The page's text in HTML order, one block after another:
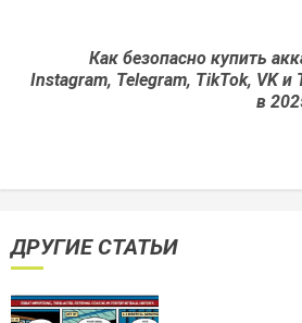
Next
Как безопасно купить
Instagram, Telegram, TikTok, VK и
в
ДРУГИЕ СТАТЬИ